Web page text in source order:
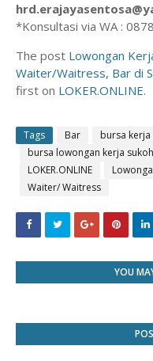
*Konsultasi via WA :
The post Lowongan
Waiter/Waitress, Bar di
first on LOKER.ONLINE.
Tags Bar
bursa
bursa lowongan kerja
LOKER.ONLINE
Waiter/ Waitress
YOU